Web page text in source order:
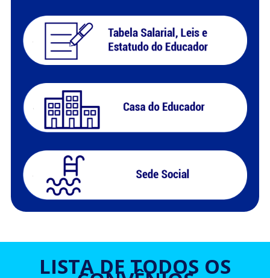
LISTA DE TODOS OS